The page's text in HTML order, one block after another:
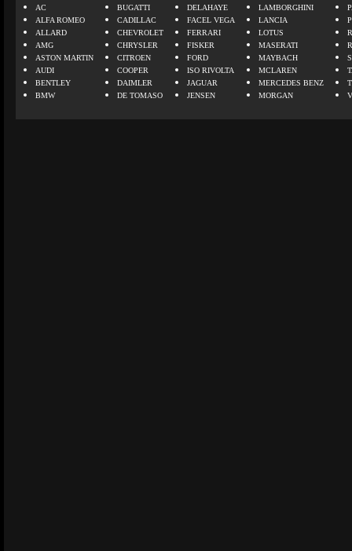
AC
ALFA ROMEO
ALLARD
AMG
ASTON MARTIN
AUDI
BENTLEY
BMW
BUGATTI
CADILLAC
CHEVROLET
CHRYSLER
CITROEN
COOPER
DAIMLER
DE TOMASO
DELAHAYE
FACEL VEGA
FERRARI
FISKER
FORD
ISO RIVOLTA
JAGUAR
JENSEN
LAMBORGHINI
LANCIA
LOTUS
MASERATI
MAYBACH
MCLAREN
MERCEDES BENZ
MORGAN